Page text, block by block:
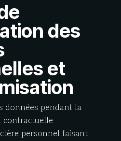
des
et
données pendant la
contractuelle
personnel faisant